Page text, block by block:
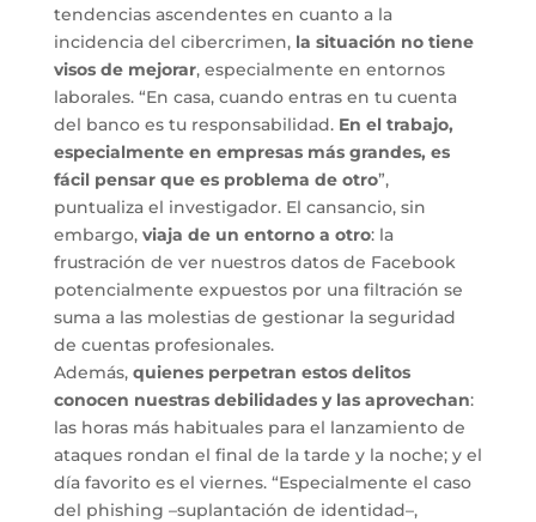
tendencias ascendentes en cuanto a la
incidencia del cibercrimen, la situación no tiene
visos de mejorar, especialmente en entornos
laborales. “En casa, cuando entras en tu cuenta
del banco es tu responsabilidad. En el trabajo,
especialmente en empresas más grandes, es
fácil pensar que es problema de otro”,
puntualiza el investigador. El cansancio, sin
embargo,viaja de un entorno a otro: la
frustración de ver nuestros datos de Facebook
potencialmente expuestos por una filtración se
suma a las molestias de gestionar la seguridad
de cuentas profesionales.
Además, quienes perpetran estos delitos
conocen nuestras debilidades y las aprovechan:
las horas más habituales para el lanzamiento de
ataques rondan el final de la tarde y la noche; y el
día favorito es el viernes. “Especialmente el caso
del phishing –suplantación de identidad–,